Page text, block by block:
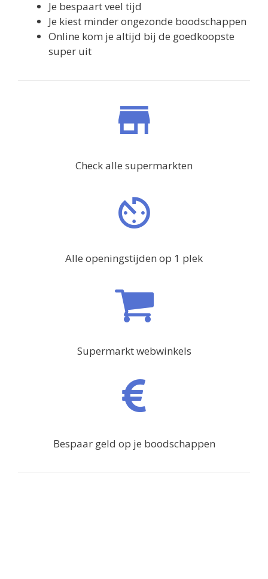
Je bespaart veel tijd
Je kiest minder ongezonde boodschappen
Online kom je altijd bij de goedkoopste
super uit
Check alle supermarkten
Alle openingstijden op 1 plek
Supermarkt webwinkels
Bespaar geld op je boodschappen